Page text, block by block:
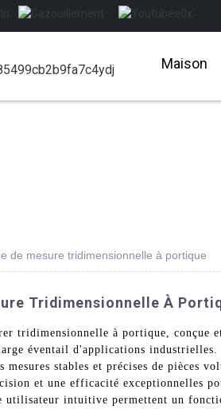
Maison
de mesure tridimensionnelle à portique
Tridimensionnelle À
tridimensionnelle à portique, conçue
éventail d'applications
mesures stables et précises de pièces
et une efficacité exceptionnelles
utilisateur intuitive permettent un